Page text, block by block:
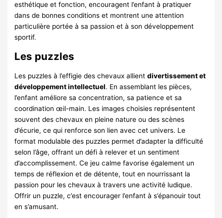
esthétique et fonction, encouragent l’enfant à pratiquer
dans de bonnes conditions et montrent une attention
particulière portée à sa passion et à son développement
sportif.
Les puzzles
Les puzzles à l’effigie des chevaux allientdivertissement et
développement intellectuel. En assemblant les pièces,
l’enfant améliore sa concentration, sa patience et sa
coordination œil-main. Les images choisies représentent
souvent des chevaux en pleine nature ou des scènes
d’écurie, ce qui renforce son lien avec cet univers. Le
format modulable des puzzles permet d’adapter la difficulté
selon l’âge, offrant un défi à relever et un sentiment
d’accomplissement. Ce jeu calme favorise également un
temps de réflexion et de détente, tout en nourrissant la
passion pour les chevaux à travers une activité ludique.
Offrir un puzzle, c’est encourager l’enfant à s’épanouir tout
en s’amusant.